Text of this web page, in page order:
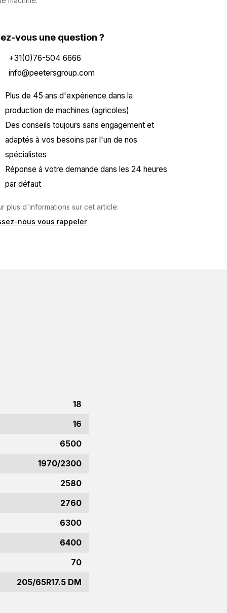
vous une question ?
+31(0)76-504 6666
info@peetersgroup.com
Plus de 45 ans d'expérience dans la
production de machines (agricoles)
Des conseils toujours sans engagement et
adaptés à vos besoins par l'un de nos
spécialistes
Réponse à votre demande dans les 24 heures
par défaut
plus d'informations sur cet article:
nous vous rappeler
18
16
6500
1970/2300
2580
2760
6300
6400
70
205/65R17.5 DM